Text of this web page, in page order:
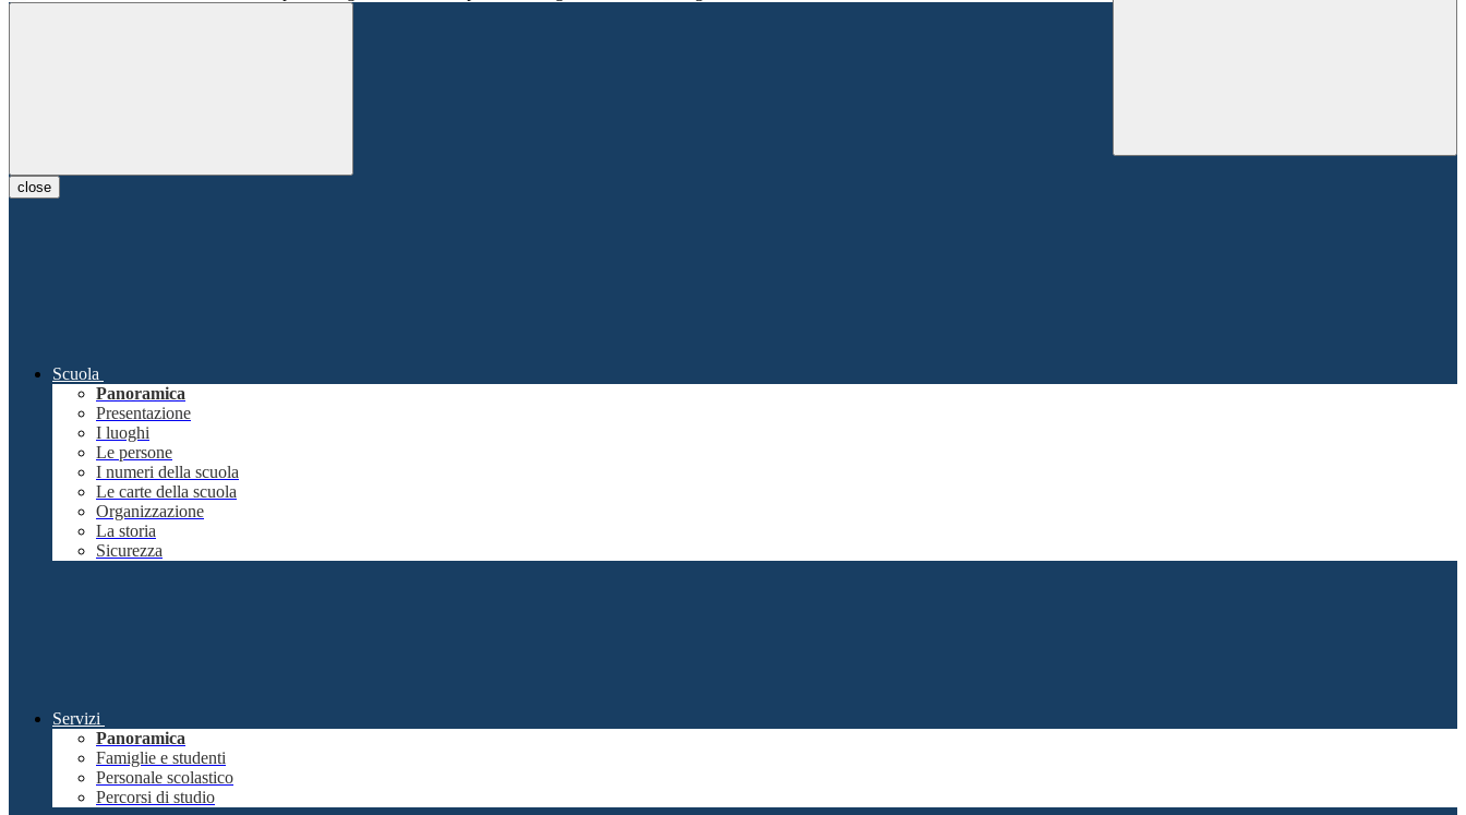
close
Scuola
Panoramica
Presentazione
I luoghi
Le persone
I numeri della scuola
Le carte della scuola
Organizzazione
La storia
Sicurezza
Servizi
Panoramica
Famiglie e studenti
Personale scolastico
Percorsi di studio